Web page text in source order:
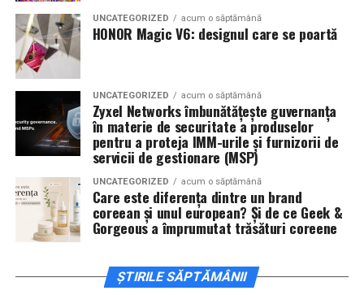
De „Ziua Îndrăgostiților”, pe14 februarie, în Cinema
City Iulius Mall Suceava, de la 18:30, spectatorii sunt
invitați la film alături de regizorul
actoriiSergiu Costache, Vlad si Oana Gherman,
Alexandra Răduță.
Cineplexx Băneasa Shopping City
Bucureștigăzduiește o proiecție specială în prezența
întregii echipe pe15 februarie, de la 17:30.
ÎnCraiova , regizorul Paul Decuși actorii Sergiu
Costache, Azaleea Necula și Oana Gherman vor
Mall pe 16 februarie de la ora 18:00.
UNCATEGORIZED acum o săptămână
HONOR Magic V6: designul care se poartă
UNCATEGORIZED acum o săptămână
Zyxel Networks îmbunătățește guvernanța
în materie de securitate a produselor
pentru a proteja IMM-urile și furnizorii de
servicii de gestionare (MSP)
UNCATEGORIZED acum o săptămână
Care este diferența dintre un brand
coreean și unul european? Și de ce Geek &
Gorgeous a împrumutat trăsături coreene
ȘTIRILE SĂPTĂMÂNII